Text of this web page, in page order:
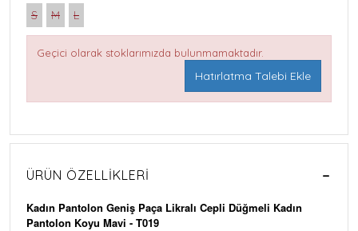
S M L
Geçici olarak stoklarımızda bulunmamaktadır.
Hatırlatma Talebi Ekle
ÜRÜN ÖZELLIKLERI
Kadın Pantolon Geniş Paça Likralı Cepli Düğmeli Kadın
Pantolon Koyu Mavi - T019